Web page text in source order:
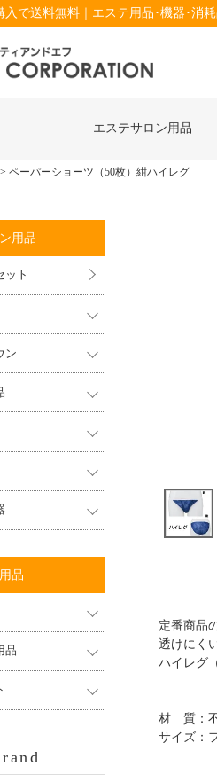
入で送料無料｜エステ用品･機器･消
エステサロン用品
ペーパーショーツ（50枚）紺ハイレグ
用品
ット
ン
品
品
定番商品
透けにく
ハイレグ
材 質：
サイズ：